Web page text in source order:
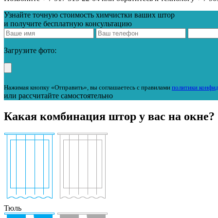
Узнайте точную стоимость химчистки ваших штор
и получите бесплатную консультацию
Загрузите фото:
Нажимая кнопку «Отправить», вы соглашаетесь с правилами политики
или рассчитайте самостоятельно
Какая комбинация штор у вас на окне?
Тюль